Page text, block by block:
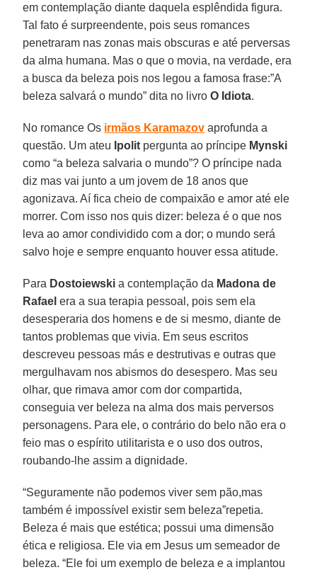
em contemplação diante daquela esplêndida figura.
Tal fato é surpreendente, pois seus romances
penetraram nas zonas mais obscuras e até perversas
da alma humana. Mas o que o movia, na verdade, era
a busca da beleza pois nos legou a famosa frase:”A
beleza salvará o mundo” dita no livroO Idiota.
No romance Os irmãos Karamazov aprofunda a
questão. Um ateu Ipolit pergunta ao príncipe Mynski
como “a beleza salvaria o mundo”? O príncipe nada
diz mas vai junto a um jovem de 18 anos que
agonizava. Aí fica cheio de compaixão e amor até ele
morrer. Com isso nos quis dizer: beleza é o que nos
leva ao amor condividido com a dor; o mundo será
salvo hoje e sempre enquanto houver essa atitude.
Para Dostoiewski a contemplação da Madona de
Rafael era a sua terapia pessoal, pois sem ela
desesperaria dos homens e de si mesmo, diante de
tantos problemas que vivia. Em seus escritos
descreveu pessoas más e destrutivas e outras que
mergulhavam nos abismos do desespero. Mas seu
olhar, que rimava amor com dor compartida,
conseguia ver beleza na alma dos mais perversos
personagens. Para ele, o contrário do belo não era o
feio mas o espírito utilitarista e o uso dos outros,
roubando-lhe assim a dignidade.
“Seguramente não podemos viver sem pão,mas
também é impossível existir sem beleza”repetia.
Beleza é mais que estética; possui uma dimensão
ética e religiosa. Ele via em Jesus um semeador de
beleza. “Ele foi um exemplo de beleza e a implantou